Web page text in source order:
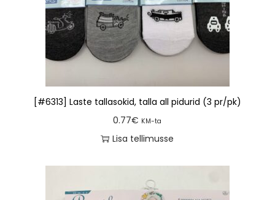
[#6313] Laste tallasokid, talla all pidurid (3 pr/pk)
0.77€ KM-ta
Lisa tellimusse